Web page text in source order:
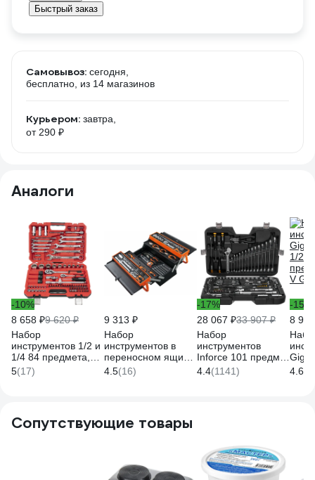
Быстрый заказ
Самовывоз: сегодня,
бесплатно , из 14 магазинов
Курьером: завтра,
от 290 ₽
Аналоги
-10%
8 658 ₽9 620 ₽
Набор
инструментов 1/2 и
1/4 84 предмета,
Gigant Professional
GPS 84
5(17)
9 313 ₽
Набор
инструментов в
переносном ящике
KENDO, CrV, 1/2 "
+1/4 ", 88
4.5(16)
-17%
28 067 ₽33 907 ₽
Набор
инструментов
Inforce 101 предмет
1/2 дюйма и 1/4
дюйма, Сталь Cr-V,
4.4(1141)
-15%
8
1/2"
4.6
Сопутствующие товары